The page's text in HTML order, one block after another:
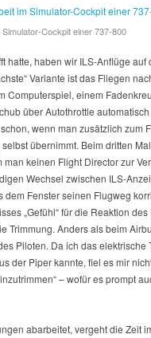
Cockpit einer 737-800
hatte, haben wir ILS-Anflüge auf
Variante ist das Fliegen
Computerspiel, einem
über Autothrottle
wenn man zusätzlich zum
übernimmt. Beim dritten
keinen Flight Director zur
Wechsel zwischen ILS-
dem Fenster seinen Flugweg
„Gefühl“ für die Reaktion
Trimmung. Anders als beim
Piloten. Da ich das elektrische
der Piper kannte, fiel es mir
– wofür es prompt
abarbeitet, vergeht die Zeit